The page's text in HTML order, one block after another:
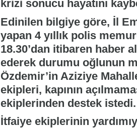
krizi sonucu hayatını
Edinilen bilgiye göre, İl
yapan 4 yıllık polis
18.30’dan itibaren haber
ederek durumu oğlunun
Özdemir’in Aziziye
ekipleri, kapının
ekiplerinden destek istedi.
İtfaiye ekiplerinin